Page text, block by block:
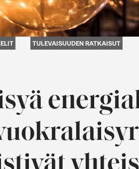
TULEVAISUUDEN RATKAISUT